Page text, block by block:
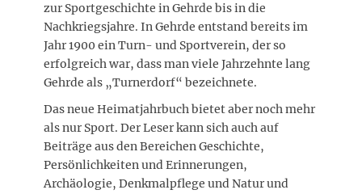
zur Sportgeschichte in Gehrde bis in die
Nachkriegsjahre. In Gehrde entstand bereits im
Jahr 1900 ein Turn- und Sportverein, der so
erfolgreich war, dass man viele Jahrzehnte lang
Gehrde als „Turnerdorf“ bezeichnete.
Das neue Heimatjahrbuch bietet aber noch mehr
als nur Sport. Der Leser kann sich auch auf
Beiträge aus den Bereichen Geschichte,
Persönlichkeiten und Erinnerungen,
Archäologie, Denkmalpflege und Natur und